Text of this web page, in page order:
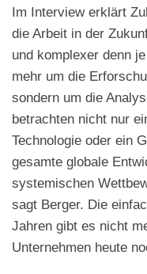
Im Interview erklärt
die Arbeit in der
und komplexer denn
mehr um die
sondern um die
betrachten nicht nur
Technologie oder ein
gesamte globale
systemischen
sagt Berger. Die
Jahren gibt es nicht
Unternehmen heute